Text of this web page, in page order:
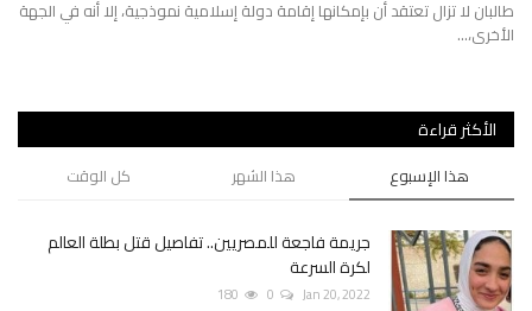
الأكثر قراءة
هذا الإسبوع هذا الشهر كل الوقت
جريمة فاجعة للمصريين.. تفاصيل قتل بطلة العالم
لكرة السرعة
Jan 20, 2022
0
180